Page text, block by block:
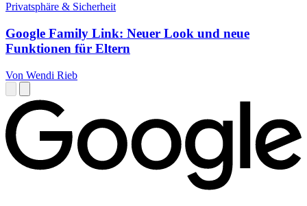
Privatsphäre & Sicherheit
Google Family Link: Neuer Look und neue
Funktionen für Eltern
Von Wendi Rieb